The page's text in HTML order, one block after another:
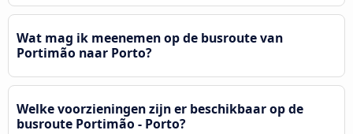
Wat mag ik meenemen op de busroute van
Portimão naar Porto?
Welke voorzieningen zijn er beschikbaar op de
busroute Portimão - Porto?